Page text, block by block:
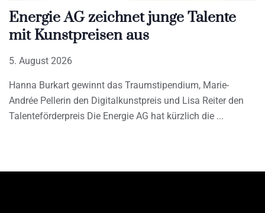
Energie AG zeichnet junge Talente
mit Kunstpreisen aus
5. August 2026
Hanna Burkart gewinnt das Traumstipendium, Marie-
Andrée Pellerin den Digitalkunstpreis und Lisa Reiter den
Talenteförderpreis Die Energie AG hat kürzlich die